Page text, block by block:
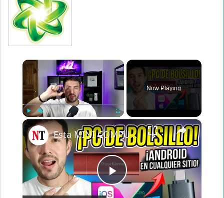
×
Play Unmute
Now Playing
×
Play
Esta MINI COMPUTADORA Android Funciona en CUALQUIER Dispositivo (iPhone, Mac, PC) 💻